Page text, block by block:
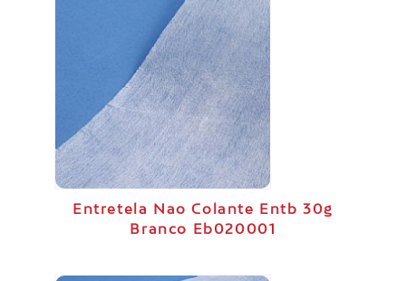
Entretela Nao Colante Entb 30g
Branco Eb020001